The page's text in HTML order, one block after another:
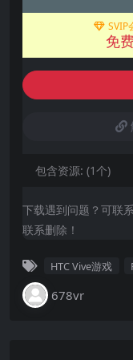
SVIP
免费
包含资源: (1个)
下载遇到问题？可联
联系删除！
HTC Vive游戏
678vr